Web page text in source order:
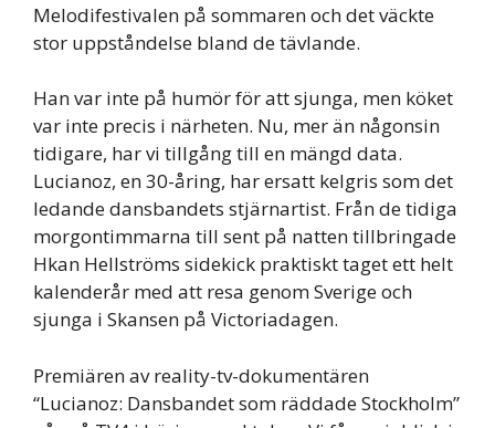
Melodifestivalen på sommaren och det väckte
stor uppståndelse bland de tävlande.
Han var inte på humör för att sjunga, men köket
var inte precis i närheten. Nu, mer än någonsin
tidigare, har vi tillgång till en mängd data.
Lucianoz, en 30-åring, har ersatt kelgris som det
ledande dansbandets stjärnartist. Från de tidiga
morgontimmarna till sent på natten tillbringade
Hkan Hellströms sidekick praktiskt taget ett helt
kalenderår med att resa genom Sverige och
sjunga i Skansen på Victoriadagen.
Premiären av reality-tv-dokumentären
“Lucianoz: Dansbandet som räddade Stockholm”